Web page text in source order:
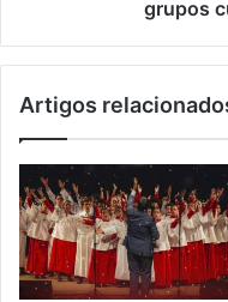
grupos
Artigos